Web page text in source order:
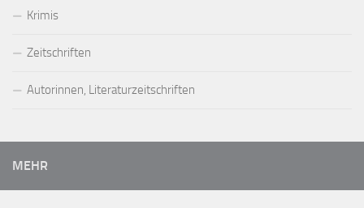
Krimis
Zeitschriften
Autorinnen, Literaturzeitschriften
MEHR